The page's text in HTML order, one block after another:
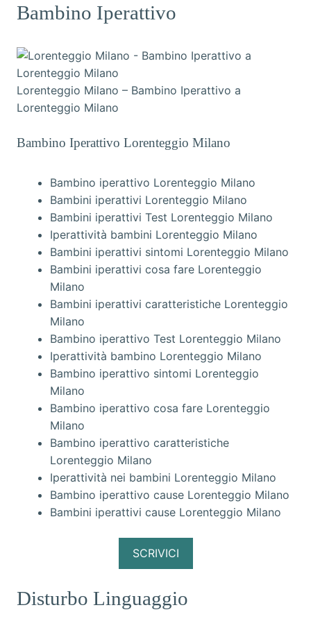
Bambino Iperattivo
Lorenteggio Milano – Bambino Iperattivo a
Lorenteggio Milano
Bambino Iperattivo Lorenteggio Milano
Bambino iperattivo Lorenteggio Milano
Bambini iperattivi Lorenteggio Milano
Bambini iperattivi Test Lorenteggio Milano
Iperattività bambini Lorenteggio Milano
Bambini iperattivi sintomi Lorenteggio Milano
Bambini iperattivi cosa fare Lorenteggio
Milano
Bambini iperattivi caratteristiche Lorenteggio
Milano
Bambino iperattivo Test Lorenteggio Milano
Iperattività bambino Lorenteggio Milano
Bambino iperattivo sintomi Lorenteggio
Milano
Bambino iperattivo cosa fare Lorenteggio
Milano
Bambino iperattivo caratteristiche
Lorenteggio Milano
Iperattività nei bambini Lorenteggio Milano
Bambino iperattivo cause Lorenteggio Milano
Bambini iperattivi cause Lorenteggio Milano
SCRIVICI
Disturbo Linguaggio